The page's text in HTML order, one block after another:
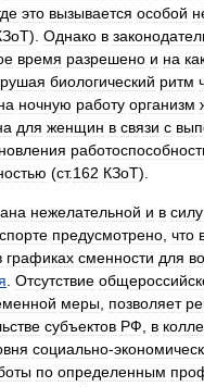
это вызывается особой
). Однако в
время разрешено и на
биологический ритм
ночную работу организм
для женщин в связи с
(ст.162 КЗоТ).
нежелательной и в силу
предусмотрено что
графиках сменности для
Отсутствие
меры позволяет
субъектов РФ в
социально-
по определенным